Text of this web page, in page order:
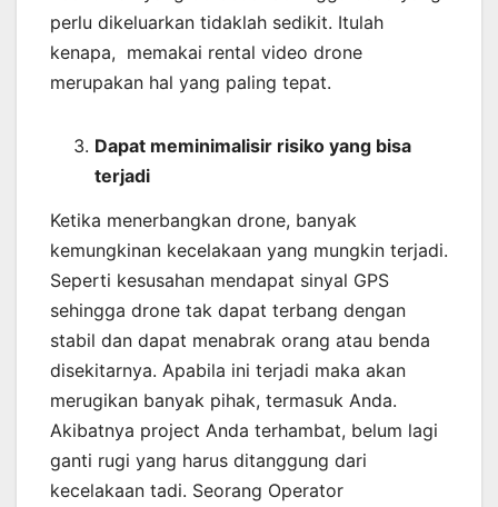
perlu dikeluarkan tidaklah sedikit. Itulah
kenapa, memakai rental video drone
merupakan hal yang paling tepat.
Dapat meminimalisir risiko yang bisa
terjadi
Ketika menerbangkan drone, banyak
kemungkinan kecelakaan yang mungkin terjadi.
Seperti kesusahan mendapat sinyal GPS
sehingga drone tak dapat terbang dengan
stabil dan dapat menabrak orang atau benda
disekitarnya. Apabila ini terjadi maka akan
merugikan banyak pihak, termasuk Anda.
Akibatnya project Anda terhambat, belum lagi
ganti rugi yang harus ditanggung dari
kecelakaan tadi. Seorang Operator